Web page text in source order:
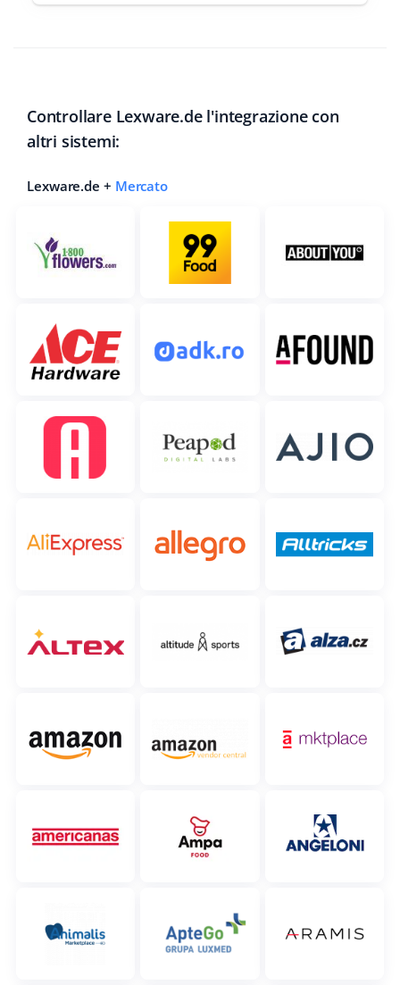
Controllare Lexware.de l'integrazione con
altri sistemi:
Lexware.de + Mercato